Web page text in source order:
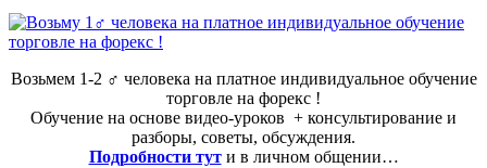
Возьмем 1-2 ‍♂️ человека на платное индивидуальное обучение
торговле на форекс !
Обучение на основе видео-уроков ️ + консультирование и
разборы, советы, обсуждения.
Подробности тут и в личном общении…